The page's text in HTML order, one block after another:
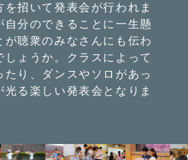
を招いて発表会が行われま
自分のできることに一生懸
が聴衆のみなさんにも伝わ
しょうか。クラスによって
たり、ダンスやソロがあっ
光る楽しい発表会となりま